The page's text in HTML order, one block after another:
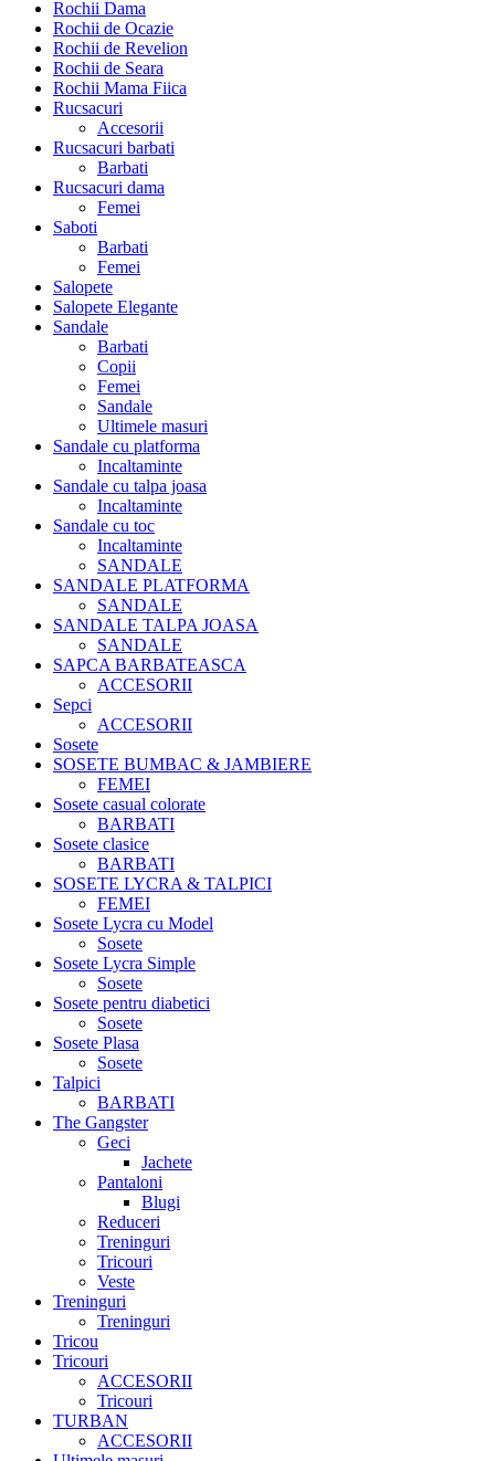
Rochii Dama
Rochii de Ocazie
Rochii de Revelion
Rochii de Seara
Rochii Mama Fiica
Rucsacuri
Accesorii
Rucsacuri barbati
Barbati
Rucsacuri dama
Femei
Saboti
Barbati
Femei
Salopete
Salopete Elegante
Sandale
Barbati
Copii
Femei
Sandale
Ultimele masuri
Sandale cu platforma
Incaltaminte
Sandale cu talpa joasa
Incaltaminte
Sandale cu toc
Incaltaminte
SANDALE
SANDALE PLATFORMA
SANDALE
SANDALE TALPA JOASA
SANDALE
SAPCA BARBATEASCA
ACCESORII
Sepci
ACCESORII
Sosete
SOSETE BUMBAC & JAMBIERE
FEMEI
Sosete casual colorate
BARBATI
Sosete clasice
BARBATI
SOSETE LYCRA & TALPICI
FEMEI
Sosete Lycra cu Model
Sosete
Sosete Lycra Simple
Sosete
Sosete pentru diabetici
Sosete
Sosete Plasa
Sosete
Talpici
BARBATI
The Gangster
Geci
Jachete
Pantaloni
Blugi
Reduceri
Treninguri
Tricouri
Veste
Treninguri
Treninguri
Tricou
Tricouri
ACCESORII
Tricouri
TURBAN
ACCESORII